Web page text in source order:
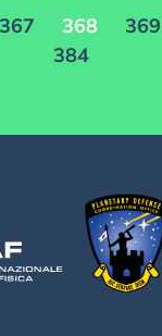
367 368 369
384